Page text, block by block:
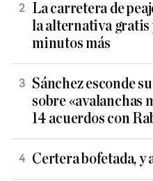
La carretera de
la alternativa gratis
minutos más
Sánchez esconde
sobre
14 acuerdos con
Certera bofetada, y